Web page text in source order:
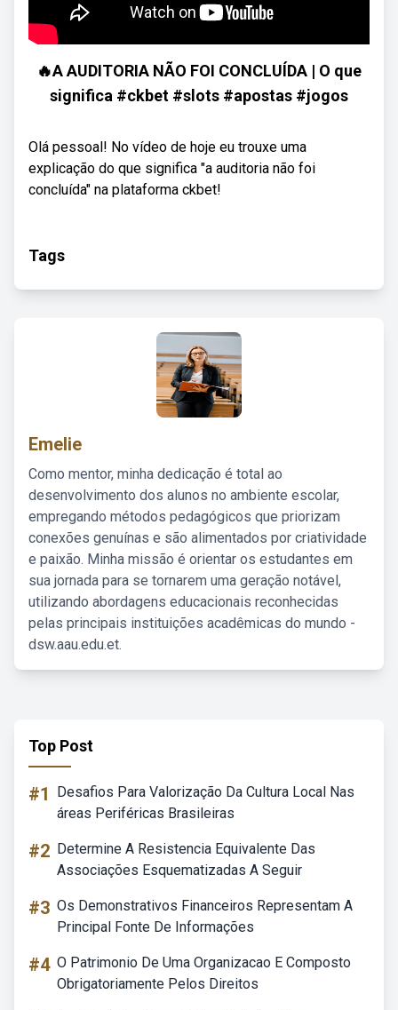
🔥A AUDITORIA NÃO FOI CONCLUÍDA | O que
significa #ckbet #slots #apostas #jogos
Olá pessoal! No vídeo de hoje eu trouxe uma
explicação do que significa "a auditoria não foi
concluída" na plataforma ckbet!
Tags
Emelie
Como mentor, minha dedicação é total ao
desenvolvimento dos alunos no ambiente escolar,
empregando métodos pedagógicos que priorizam
conexões genuínas e são alimentados por criatividade
e paixão. Minha missão é orientar os estudantes em
sua jornada para se tornarem uma geração notável,
utilizando abordagens educacionais reconhecidas
pelas principais instituições acadêmicas do mundo -
dsw.aau.edu.et.
Top Post
#1
Desafios Para Valorização Da Cultura Local Nas
áreas Periféricas Brasileiras
#2 Determine A Resistencia Equivalente Das
Associações Esquematizadas A Seguir
#3 Os Demonstrativos Financeiros Representam A
Principal Fonte De Informações
#4 O Patrimonio De Uma Organizacao E Composto
Obrigatoriamente Pelos Direitos